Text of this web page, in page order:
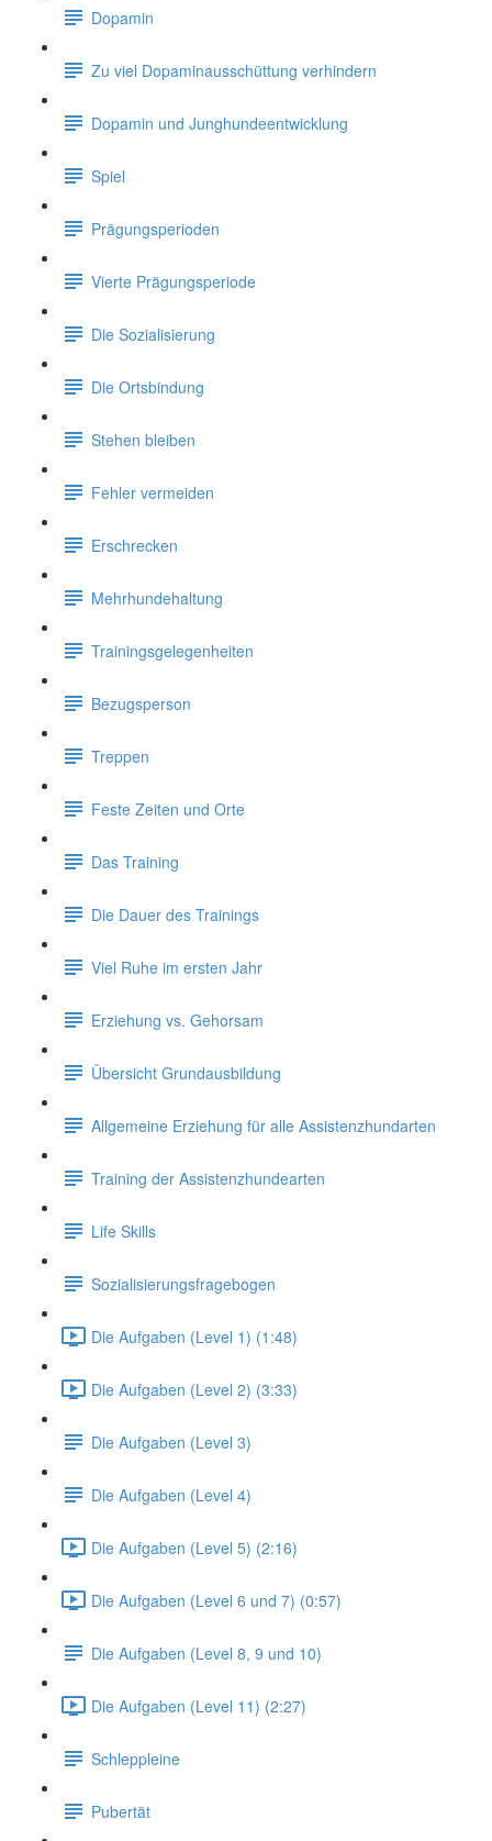
Dopamin
Zu viel Dopaminausschüttung verhindern
Dopamin und Junghundeentwicklung
Spiel
Prägungsperioden
Vierte Prägungsperiode
Die Sozialisierung
Die Ortsbindung
Stehen bleiben
Fehler vermeiden
Erschrecken
Mehrhundehaltung
Trainingsgelegenheiten
Bezugsperson
Treppen
Feste Zeiten und Orte
Das Training
Die Dauer des Trainings
Viel Ruhe im ersten Jahr
Erziehung vs. Gehorsam
Übersicht Grundausbildung
Allgemeine Erziehung für alle Assistenzhundarten
Training der Assistenzhundearten
Life Skills
Sozialisierungsfragebogen
Die Aufgaben (Level 1) (1:48)
Die Aufgaben (Level 2) (3:33)
Die Aufgaben (Level 3)
Die Aufgaben (Level 4)
Die Aufgaben (Level 5) (2:16)
Die Aufgaben (Level 6 und 7) (0:57)
Die Aufgaben (Level 8, 9 und 10)
Die Aufgaben (Level 11) (2:27)
Schleppleine
Pubertät